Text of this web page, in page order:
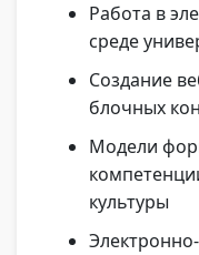
Работа в
среде
Создание
блочных
Модели
культуры